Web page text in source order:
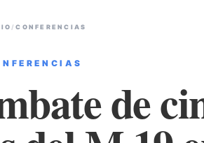
/CONFERENCIAS
de